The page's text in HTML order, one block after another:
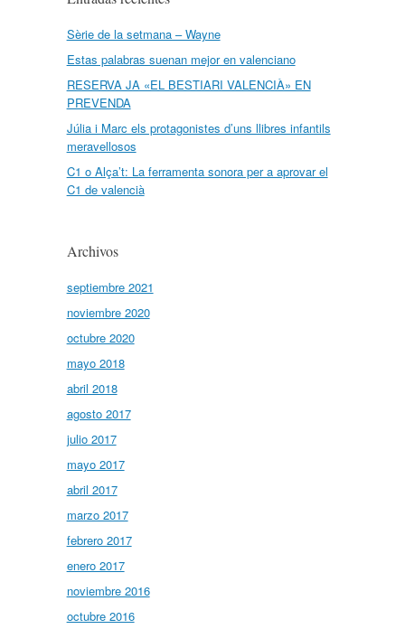
Sèrie de la setmana – Wayne
Estas palabras suenan mejor en valenciano
RESERVA JA «EL BESTIARI VALENCIÀ» EN
PREVENDA
Júlia i Marc els protagonistes d’uns llibres infantils
meravellosos
C1 o Alça’t: La ferramenta sonora per a aprovar el
C1 de valencià
Archivos
septiembre 2021
noviembre 2020
octubre 2020
mayo 2018
abril 2018
agosto 2017
julio 2017
mayo 2017
abril 2017
marzo 2017
febrero 2017
enero 2017
noviembre 2016
octubre 2016